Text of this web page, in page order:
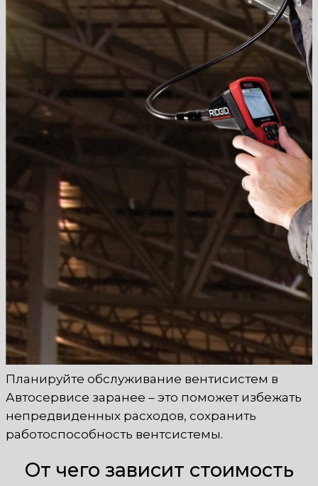
Планируйте обслуживание вентисистем в
Автосервисе заранее – это поможет избежать
непредвиденных расходов, сохранить
работоспособность вентсистемы.
От чего зависит стоимость